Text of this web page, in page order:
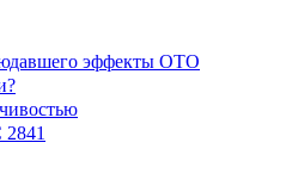
эффекты ОТО
2841